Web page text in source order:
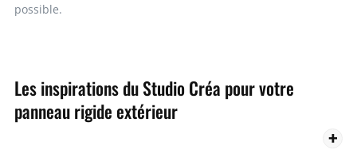
possible.
Les inspirations du Studio Créa pour votre
panneau rigide extérieur